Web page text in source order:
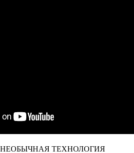
«НЕОБЫЧНАЯ ТЕХНОЛОГИЯ